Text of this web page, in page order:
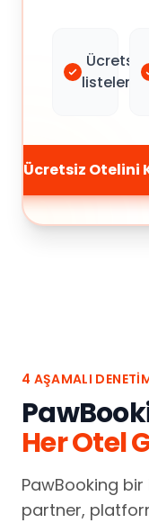
Ücretsiz
listeleme
Ücretsiz Otelini
4 AŞAMALI
Her Otel
PawBooking
partner,